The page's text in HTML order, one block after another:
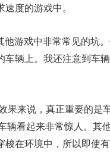
度的游戏中。
游戏中非常常见的坑
辆上。我还注意到车
来说，真正重要的是
看起来非常惊人。其
在环境中，所以即使